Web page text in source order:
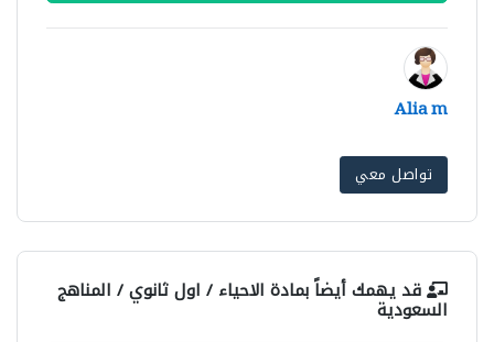
Alia m
تواصل معي
قد يهمك أيضاً بمادة الاحياء / اول ثانوي / المناهج
السعودية